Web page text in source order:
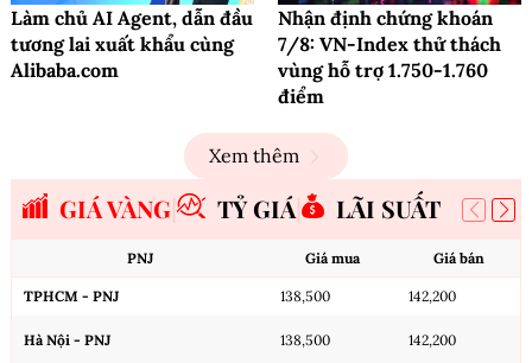
Làm chủ AI Agent, dẫn đầu
tương lai xuất khẩu cùng
Alibaba.com
Nhận định chứng khoán
7/8: VN-Index thử thách
vùng hỗ trợ 1.750-1.760
điểm
Xem thêm
GIÁ VÀNG TỶ GIÁ LÃI SUẤT
PNJ Giá mua Giá bán
TPHCM - PNJ 138,500 142,200
Hà Nội - PNJ 138,500 142,200